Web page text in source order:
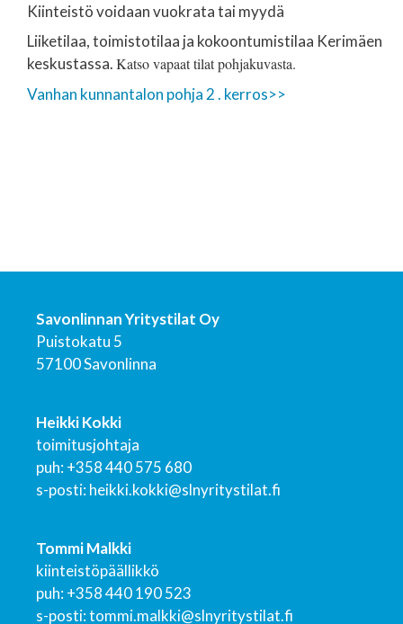
Kiinteistö voidaan vuokrata tai myydä
Liiketilaa, toimistotilaa ja kokoontumistilaa Kerimäen
keskustassa.Katso vapaat tilat pohjakuvasta.
Vanhan kunnantalon pohja 2 . kerros>>
Savonlinnan Yritystilat Oy
Puistokatu 5
57100 Savonlinna
Heikki Kokki
toimitusjohtaja
puh: +358 440 575 680
s-posti: heikki.kokki@slnyritystilat.fi
Tommi Malkki
kiinteistöpäällikkö
puh: +358 440 190 523
s-posti: tommi.malkki@slnyritystilat.fi